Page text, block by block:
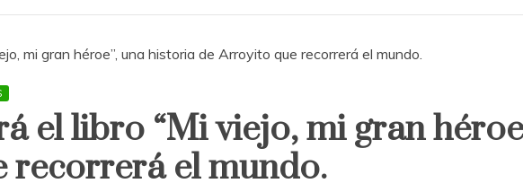
el libro “Mi viejo, mi gran
recorrerá el mundo.